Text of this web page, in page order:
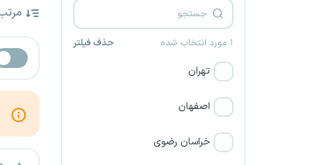
۱ مورد انتخاب شده حذف فیلتر
تهران
اصفهان
خراسان رضوی